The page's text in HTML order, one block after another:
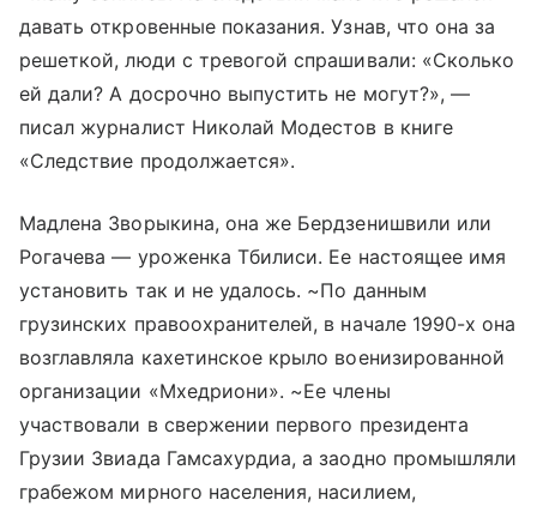
давать откровенные показания. Узнав, что она за
решеткой, люди с тревогой спрашивали: «Сколько
ей дали? А досрочно выпустить не могут?», —
писал журналист Николай Модестов в книге
«Следствие продолжается».
Мадлена Зворыкина, она же Бердзенишвили или
Рогачева — уроженка Тбилиси. Ее настоящее имя
установить так и не удалось. ~По данным
грузинских правоохранителей, в начале 1990-х она
возглавляла кахетинское крыло военизированной
организации «Мхедриони». ~Ее члены
участвовали в свержении первого президента
Грузии Звиада Гамсахурдиа, а заодно промышляли
грабежом мирного населения, насилием,